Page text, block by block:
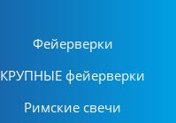
Фейерверки
КРУПНЫЕ фейерверки
Римские свечи